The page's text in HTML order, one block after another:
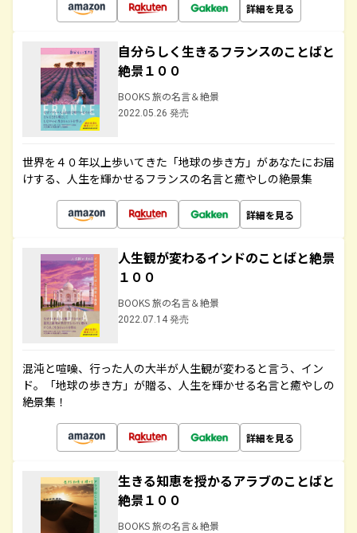
詳細を見る
自分らしく生きるフランスのことばと
絶景１００
BOOKS 旅の名言＆絶景
2022.05.26 発売
世界を４０年以上歩いてきた「地球の歩き方」があなたにお届
けする、人生を輝かせるフランスの名言と癒やしの絶景集
詳細を見る
人生観が変わるインドのことばと絶景
１００
BOOKS 旅の名言＆絶景
2022.07.14 発売
混沌と喧噪、行った人の大半が人生観が変わると言う、イン
ド。「地球の歩き方」が贈る、人生を輝かせる名言と癒やしの
絶景集！
詳細を見る
生きる知恵を授かるアラブのことばと
絶景１００
BOOKS 旅の名言＆絶景